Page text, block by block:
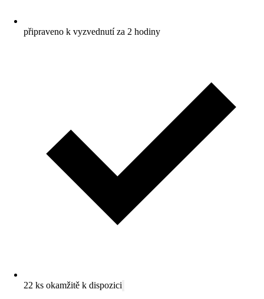
připraveno k vyzvednutí za 2 hodiny
22 ks okamžitě k dispozici